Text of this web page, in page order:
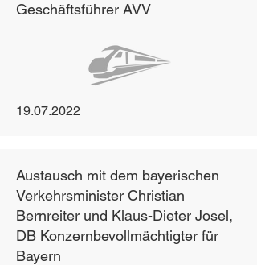
Geschäftsführer AVV
19.07.2022
Austausch mit dem bayerischen
Verkehrsminister Christian
Bernreiter und Klaus-Dieter Josel,
DB Konzernbevollmächtigter für
Bayern